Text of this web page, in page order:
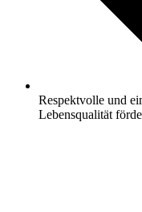
Respektvolle und
Lebensqualität